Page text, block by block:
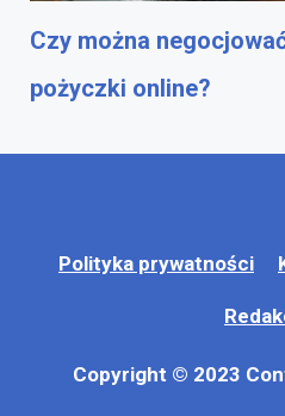
Czy można
pożyczki online?
Polityka prywatności
Copyright © 2023